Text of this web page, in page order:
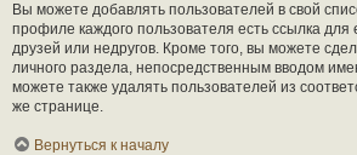
Вы можете добавлять пользователей в свой
профиле каждого пользователя есть ссылка для
друзей или недругов. Кроме того, вы можете
личного раздела, непосредственным вводом
можете также удалять пользователей из
же странице.
Вернуться к началу